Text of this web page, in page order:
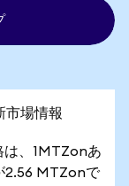
場情報
は、1MTZonあ
2.56 MTZonで